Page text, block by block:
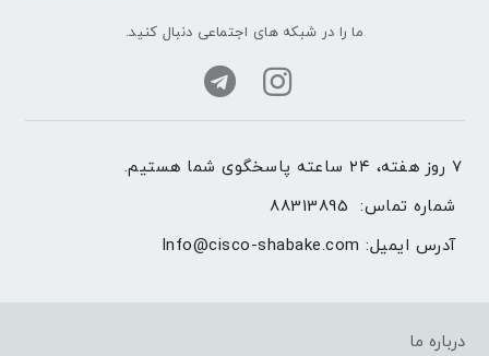
ما را در شبکه های اجتماعی دنبال کنید.
۷ روز هفته، ۲۴ ساعته پاسخگوی شما هستیم.
شماره تماس: 88313895
آدرس ایمیل: Info@cisco-shabake.com
درباره ما